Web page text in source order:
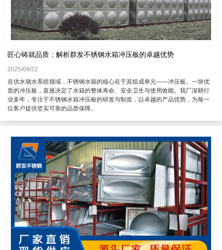
匠心铸就品质：解析群发不锈钢水箱冲压板的卓越优势
2025/09/22
在供水储水系统领域，不锈钢水箱的核心在于其组成单元——冲压板。一块优
质的冲压板，直接决定了水箱的整体寿命、安全卫生与使用效能。我厂深耕行
业多年，专注于不锈钢水箱冲压板的研发与制造，以卓越的产品优势，为每一
位客户提供坚实可靠的品质保障。